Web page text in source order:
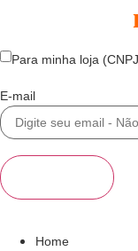
Para minha loja
E-mail
Home